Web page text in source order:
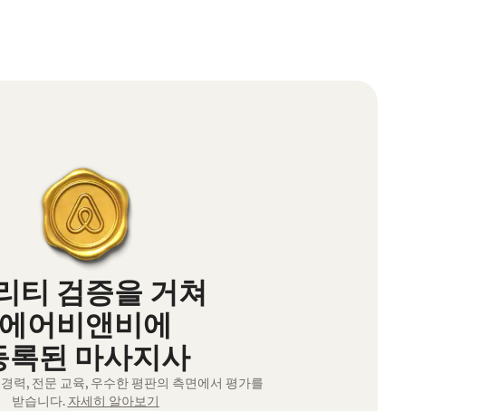
티 검증을 거쳐
에어비앤비에
록된 마사지사
력, 전문 교육, 우수한 평판의 측면에서 평가를
받습니다. 자세히 알아보기